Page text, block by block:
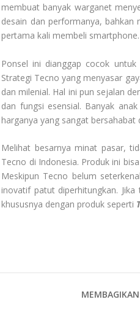
membuat banyak warganet
desain dan performanya, bahkan
pertama kali membeli smartphone.
Ponsel ini dianggap cocok
Strategi Tecno yang menyasar
dan milenial. Hal ini pun sejalan
dan fungsi esensial. Banyak
harganya yang sangat bersahabat
Melihat besarnya minat pasar,
Tecno di Indonesia. Produk ini
Meskipun Tecno belum
inovatif patut diperhitungkan.
khususnya dengan produk seperti